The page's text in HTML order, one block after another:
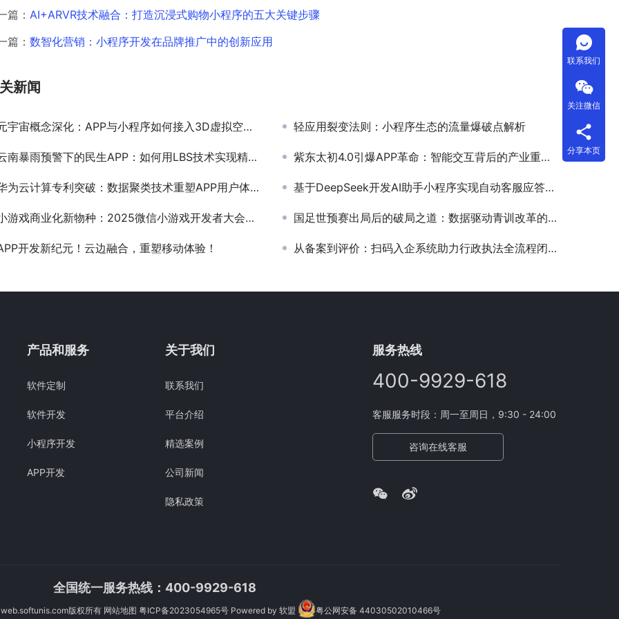
篇： AI+ARVR技术融合：打造沉浸式购物小程序的五大关键步骤
篇： 数智化营销：小程序开发在品牌推广中的创新应用
新闻
宇宙概念深化：APP与小程序如何接入3D虚拟空间开发指南 轻应用裂变法则：小程序生态的流量爆破点解析
南暴雨预警下的民生APP：如何用LBS技术实现精准灾害推送？ 紫东太初4.0引爆APP革命：智能交互背后的产业重构与生存挑战
为云计算专利突破：数据聚类技术重塑APP用户体验新格局 基于DeepSeek开发AI助手小程序实现自动客服应答的解决方案书
游戏商业化新物种：2025微信小游戏开发者大会揭晓“广告+内购+NFT”混合变现模型 国足世预赛出局后的破局之道：数据驱动青训改革的APP创新实践
开发新纪元！云边融合，重塑移动体验！ 从备案到评价：扫码入企系统助力行政执法全流程闭环管理
产品和服务
软件定制
软件开发
小程序开发
APP开发
关于我们
联系我们
平台介绍
精选案例
公司新闻
隐私政策
服务热线
400-9929-618
客服服务时段：周一至周日，9:30 - 24:00
咨询在线客服
全国统一服务热线：400-9929-618
web.softunis.com版权所有 网站地图 粤ICP备2023054965号 Powered by 软盟 粤公网安备 44030502010466号
联系我们
关注微信
分享本页